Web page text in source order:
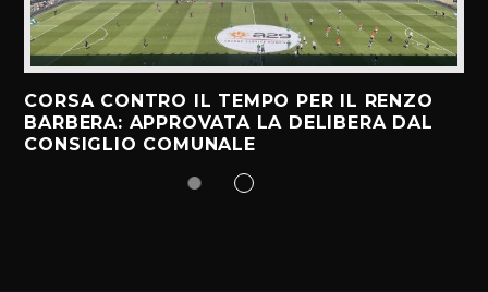
CORSA CONTRO IL TEMPO PER IL RENZO
BARBERA: APPROVATA LA DELIBERA DAL
CONSIGLIO COMUNALE